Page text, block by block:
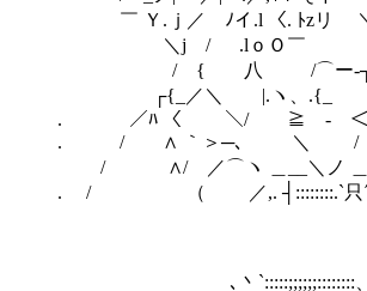
￣ Ｙ.ｊ／ ﾉイ.l 〈. ﾄzリ ＼/
＼j / .lｏＯ￣ , ￣
/ { 八 /⌒ー
┌{_／＼ |.ヽ、.{_ 丿,.
. ／ﾊ 〈 ＼/ ≧ - ＜
. / ∧ ｀＞─､ ＼ /
/ ∧/ ／⌒ヽ ＿__＼ノ ＿_
. / （ ／,. ┤::::::::.`只
､丶`:::::;;;;;;::::::::、::